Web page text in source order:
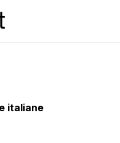
italiane